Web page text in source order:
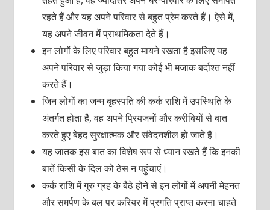
रहते हैं और यह अपने परिवार से बहुत प्रेम करते हैं। ऐसे में,
यह अपने जीवन में प्राथमिकता देते हैं।
इन लोगों के लिए परिवार बहुत मायने रखता है इसलिए यह
अपने परिवार से जुड़ा किया गया कोई भी मजाक बर्दाश्त नहीं
करते हैं।
जिन लोगों का जन्म बृहस्पति की कर्क राशि में उपस्थिति के
अंतर्गत होता है, वह अपने प्रियजनों और करीबियों से बात
करते हुए बेहद सुरक्षात्मक और संवेदनशील हो जाते हैं।
यह जातक इस बात का विशेष रूप से ध्यान रखते हैं कि इनकी
बातें किसी के दिल को ठेस न पहुंचाएं।
कर्क राशि में गुरु ग्रह के बैठे होने से इन लोगों में अपनी मेहनत
और समर्पण के बल पर करियर में प्रगति प्राप्त करना चाहते